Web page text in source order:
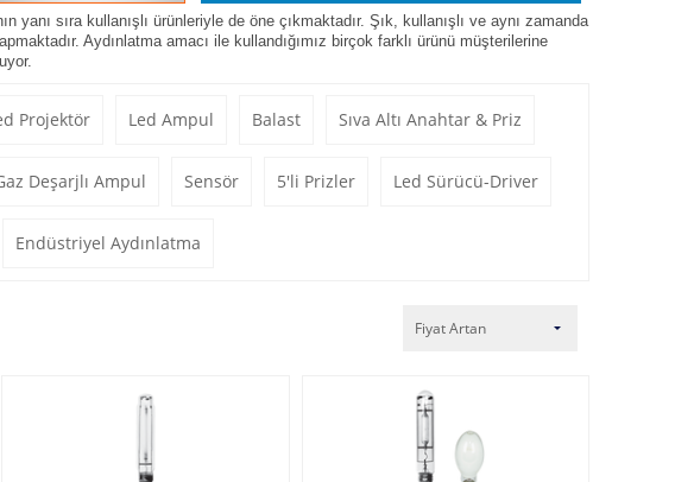
sıra kullanışlı ürünleriyle de öne çıkmaktadır. Şık, kullanışlı ve aynı zamanda
Aydınlatma amacı ile kullandığımız birçok farklı ürünü müşterilerine
Projektör Led Ampul Balast Sıva Altı Anahtar & Priz
Deşarjlı Ampul Sensör 5'li Prizler Led Sürücü-Driver
Endüstriyel Aydınlatma